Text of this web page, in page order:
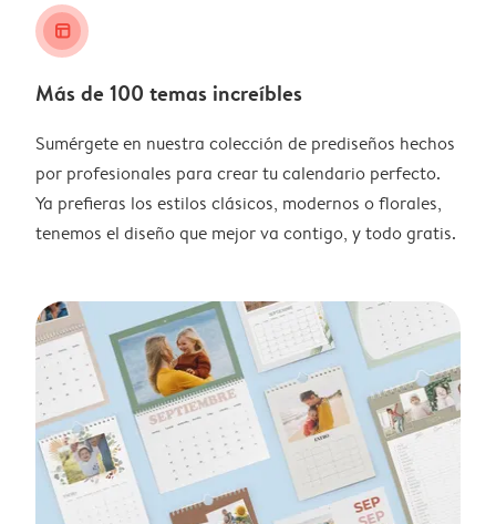
layout_alt
Más de 100 temas increíbles
Sumérgete en nuestra colección de prediseños hechos
por profesionales para crear tu calendario perfecto.
Ya prefieras los estilos clásicos, modernos o florales,
tenemos el diseño que mejor va contigo, y todo gratis.